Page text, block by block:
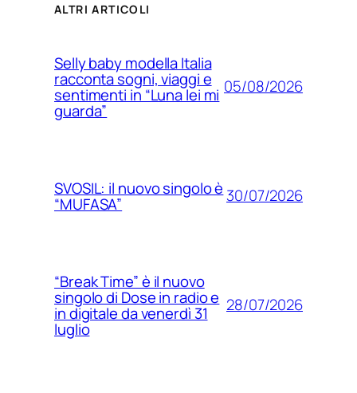
ALTRI ARTICOLI
Selly baby modella Italia
racconta sogni, viaggi e
sentimenti in “Luna lei mi
guarda”
05/08/2026
SVOSIL: il nuovo singolo è
“MUFASA” 30/07/2026
“Break Time” è il nuovo
singolo di Dose in radio e
in digitale da venerdì 31
luglio
28/07/2026